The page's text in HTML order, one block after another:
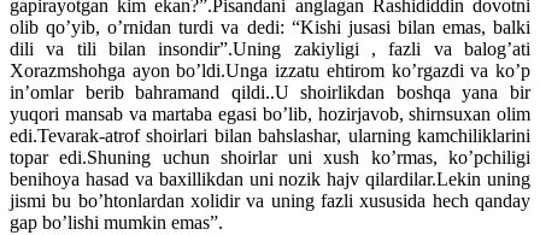
gapirayotgan kim ekan?”.Pisandani anglagan Rashididdin dovotni
olib qo’yib, o’rnidan turdi va dedi: “Kishi jusasi bilan emas, balki
dili va tili bilan insondir”.Uning zakiyligi , fazli va balog’ati
Xorazmshohga ayon bo’ldi.Unga izzatu ehtirom ko’rgazdi va ko’p
in’omlar berib bahramand qildi..U shoirlikdan boshqa yana bir
yuqori mansab va martaba egasi bo’lib, hozirjavob, shirnsuxan olim
edi.Tevarak-atrof shoirlari bilan bahslashar, ularning kamchiliklarini
topar edi.Shuning uchun shoirlar uni xush ko’rmas, ko’pchiligi
benihoya hasad va baxillikdan uni nozik hajv qilardilar.Lekin uning
jismi bu bo’htonlardan xolidir va uning fazli xususida hech qanday
gap bo’lishi mumkin emas”.